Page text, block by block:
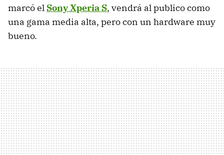
marcó el Sony Xperia S, vendrá al publico como
una gama media alta, pero con un hardware muy
bueno.